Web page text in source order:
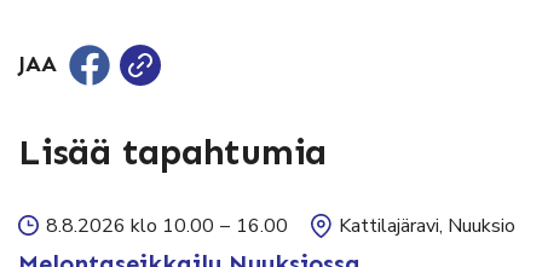
JAA
Lisää tapahtumia
8.8.2026 klo 10.00 – 16.00 Kattilajäravi, Nuuksio